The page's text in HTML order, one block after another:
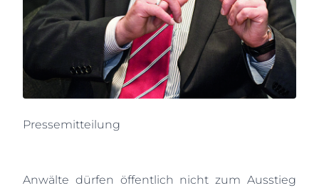
Pressemitteilung
Anwälte dürfen öffentlich nicht zum Ausstieg